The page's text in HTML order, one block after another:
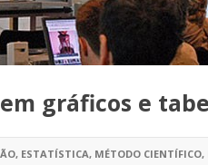
gráficos e
, ESTATÍSTICA, MÉTODO CIENTÍFICO,